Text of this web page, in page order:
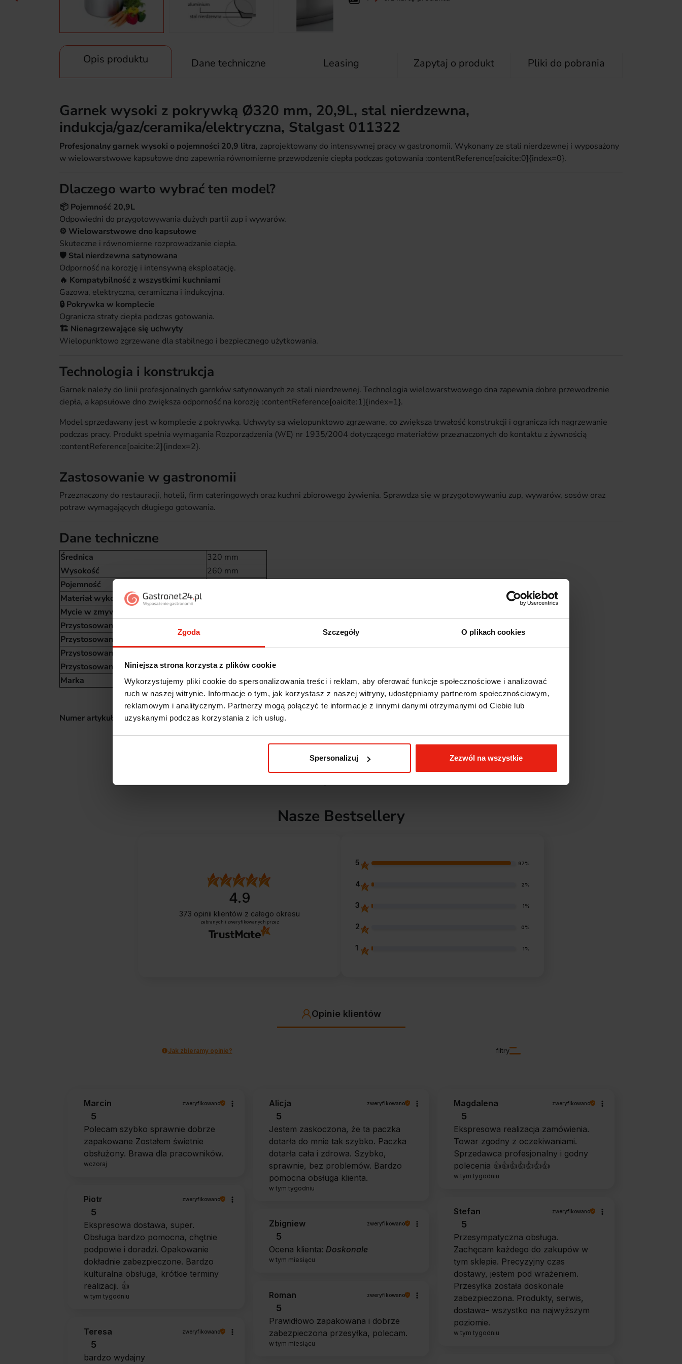
Zgoda Szczegóły O plikach cookies
Niniejsza strona korzysta z plików cookie
Wykorzystujemy pliki cookie do spersonalizowania treści i reklam, aby oferować funkcje społecznościowe i analizować
ruch w naszej witrynie. Informacje o tym, jak korzystasz z naszej witryny, udostępniamy partnerom społecznościowym,
reklamowym i analitycznym. Partnerzy mogą połączyć te informacje z innymi danymi otrzymanymi od Ciebie lub
uzyskanymi podczas korzystania z ich usług.
Spersonalizuj Zezwól na wszystkie
Opis produktu Dane techniczne Leasing Zapytaj o produkt Pliki do pobrania
Garnek wysoki z pokrywką Ø320 mm, 20,9L, stal nierdzewna,
indukcja/gaz/ceramika/elektryczna, Stalgast 011322
Profesjonalny garnek wysoki o pojemności 20,9 litra, zaprojektowany do intensywnej pracy w gastronomii. Wykonany ze stali nierdzewnej i wyposażony
w wielowarstwowe kapsułowe dno zapewnia równomierne przewodzenie ciepła podczas gotowania :contentReference[oaicite:0]{index=0}.
Dlaczego warto wybrać ten model?
📦 Pojemność 20,9L
Odpowiedni do przygotowywania dużych partii zup i wywarów.
⚙ Wielowarstwowe dno kapsułowe
Skuteczne i równomierne rozprowadzanie ciepła.
🛡 Stal nierdzewna satynowana
Odporność na korozję i intensywną eksploatację.
🔥 Kompatybilność z wszystkimi kuchniami
Gazowa, elektryczna, ceramiczna i indukcyjna.
🔒 Pokrywka w komplecie
Ogranicza straty ciepła podczas gotowania.
🏗 Nienagrzewające się uchwyty
Wielopunktowo zgrzewane dla stabilnego i bezpiecznego użytkowania.
Technologia i konstrukcja
Garnek należy do linii profesjonalnych garnków satynowanych ze stali nierdzewnej. Technologia wielowarstwowego dna zapewnia dobre przewodzenie
ciepła, a kapsułowe dno zwiększa odporność na korozję :contentReference[oaicite:1]{index=1}.
Model sprzedawany jest w komplecie z pokrywką. Uchwyty są wielopunktowo zgrzewane, co zwiększa trwałość konstrukcji i ogranicza ich nagrzewanie
podczas pracy. Produkt spełnia wymagania Rozporządzenia (WE) nr 1935/2004 dotyczącego materiałów przeznaczonych do kontaktu z żywnością
:contentReference[oaicite:2]{index=2}.
Zastosowanie w gastronomii
Przeznaczony do restauracji, hoteli, firm cateringowych oraz kuchni zbiorowego żywienia. Sprawdza się w przygotowywaniu zup, wywarów, sosów oraz
potraw wymagających długiego gotowania.
Dane techniczne
Średnica
320 mm
Wysokość
260 mm
Pojemność
Materiał wykonania
Mycie w zmywarce
Przystosowanie do kuchni gazowej
Przystosowanie do kuchni elektrycznej
Przystosowanie do kuchni ceramicznej
Przystosowanie do kuchni indukcyjnej Tak
Marka
Stalgast
Numer artykułu: 011322
Inni kupili również
Nasze Bestsellery
4.9
373 opinii klientów z całego okresu
zebranych i zweryfikowanych przez
5 97%
4 2%
3 1%
2 0%
1 1%
Opinie klientów
filtry
Jak zbieramy opinie?
Marcin zweryfikowano
5
Polecam szybko sprawnie dobrze
zapakowane Zostałem świetnie
obsłużony. Brawa dla pracowników.
wczoraj
Alicja zweryfikowano
5
Jestem zaskoczona, że ta paczka
dotarła do mnie tak szybko. Paczka
dotarła cała i zdrowa. Szybko,
sprawnie, bez problemów. Bardzo
pomocna obsługa klienta.
w tym tygodniu
Magdalena zweryfikowano
5
Ekspresowa realizacja zamówienia.
Towar zgodny z oczekiwaniami.
Sprzedawca profesjonalny i godny
polecenia 👍️👍️👍️👍️👍️👍️👍️
w tym tygodniu
Piotr zweryfikowano
5
Ekspresowa dostawa, super.
Obsługa bardzo pomocna, chętnie
podpowie i doradzi. Opakowanie
dokładnie zabezpieczone. Bardzo
kulturalna obsługa, krótkie terminy
realizacji. 👍️
w tym tygodniu
Stefan zweryfikowano
5
Przesympatyczna obsługa.
Zachęcam każdego do zakupów w
tym sklepie. Precyzyjny czas
dostawy, jestem pod wrażeniem.
Przesyłka została doskonale
zabezpieczona. Produkty, serwis,
dostawa- wszystko na najwyższym
poziomie.
w tym tygodniu
Zbigniew zweryfikowano
5
Ocena klienta: Doskonale
w tym miesiącu
Roman zweryfikowano
5
Prawidłowo zapakowana i dobrze
zabezpieczona przesyłka, polecam.
w tym miesiącu
Teresa zweryfikowano
5
bardzo wydajny